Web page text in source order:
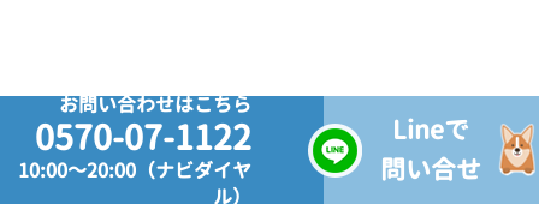
お問い合わせはこちら
0570-07-1122
10:00～20:00（ナビダイヤ
ル）
Lineで
問い合せ